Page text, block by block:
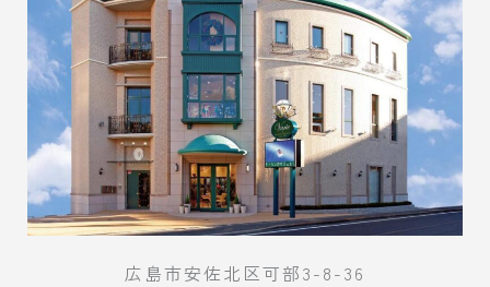
広島市安佐北区可部3-8-36